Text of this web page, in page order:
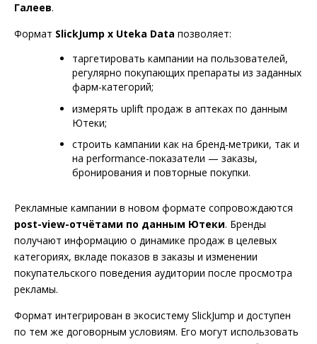
Галеев.
Формат SlickJump x Uteka Data позволяет:
таргетировать кампании на пользователей,
регулярно покупающих препараты из заданных
фарм-категорий;
измерять uplift продаж в аптеках по данным
Ютеки;
строить кампании как на бренд-метрики, так и
на performance-показатели — заказы,
бронирования и повторные покупки.
Рекламные кампании в новом формате сопровождаются
post-view-отчётами по данным Ютеки. Бренды
получают информацию о динамике продаж в целевых
категориях, вкладе показов в заказы и изменении
покупательского поведения аудитории после просмотра
рекламы.
Формат интегрирован в экосистему SlickJump и доступен
по тем же договорным условиям. Его могут использовать